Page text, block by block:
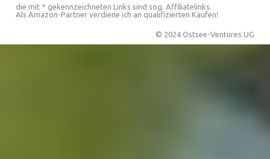
die mit * gekennzeichneten Links sind sog. Affiliatelinks.
Als Amazon-Partner verdiene ich an qualifizierten Käufen!
© 2024 Ostsee-Ventures UG